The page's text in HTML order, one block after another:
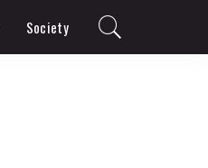
Society